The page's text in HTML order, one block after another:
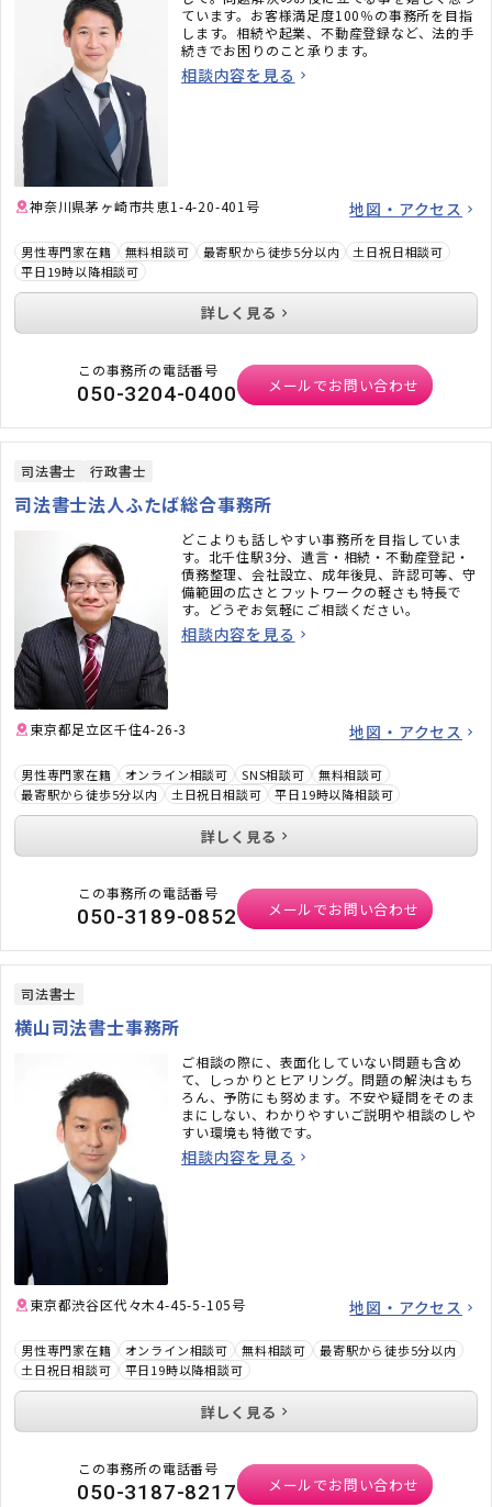
ています。お客様満足度100％の事務所を目指
します。相続や起業、不動産登録など、法的手
続きでお困りのこと承ります。
相談内容を見る
神奈川県茅ヶ崎市共恵1-4-20-401号 地図・アクセス
男性専門家在籍 無料相談可 最寄駅から徒歩5分以内
土日祝日相談可
平日19時以降相談可
詳しく見る
この事務所の電話番号
050-3204-0400 メールでお問い合わせ
司法書士 行政書士
司法書士法人ふたば総合事務所
どこよりも話しやすい事務所を目指していま
す。北千住駅3分、遺言・相続・不動産登記・
債務整理、会社設立、成年後見、許認可等、守
備範囲の広さとフットワークの軽さも特長で
す。どうぞお気軽にご相談ください。
相談内容を見る
東京都足立区千住4-26-3 地図・アクセス
男性専門家在籍 オンライン相談可 SNS相談可
無料相談可
最寄駅から徒歩5分以内
土日祝日相談可 平日19時以降相談可
詳しく見る
この事務所の電話番号
050-3189-0852 メールでお問い合わせ
司法書士
横山司法書士事務所
ご相談の際に、表面化していない問題も含め
て、しっかりとヒアリング。問題の解決はもち
ろん、予防にも努めます。不安や疑問をそのま
まにしない、わかりやすいご説明や相談のしや
すい環境も特徴です。
相談内容を見る
東京都渋谷区代々木4-45-5-105号 地図・アクセス
男性専門家在籍 オンライン相談可 無料相談可
最寄駅から徒歩5分以内
土日祝日相談可
平日19時以降相談可
詳しく見る
この事務所の電話番号
050-3187-8217 メールでお問い合わせ